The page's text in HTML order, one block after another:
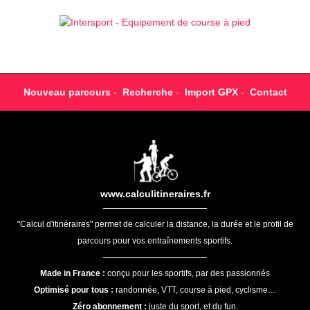
Nouveau parcours- Recherche- Import GPX- Contact
www.calculitineraires.fr
"Calcul d'itinéraires" permet de calculer la distance, la durée et le profil de
parcours pour vos entraînements sportifs.
Made in France : conçu pour les sportifs, par des passionnés
Optimisé pour tous : randonnée, VTT, course à pied, cyclisme…
Zéro abonnement : juste du sport, et du fun.